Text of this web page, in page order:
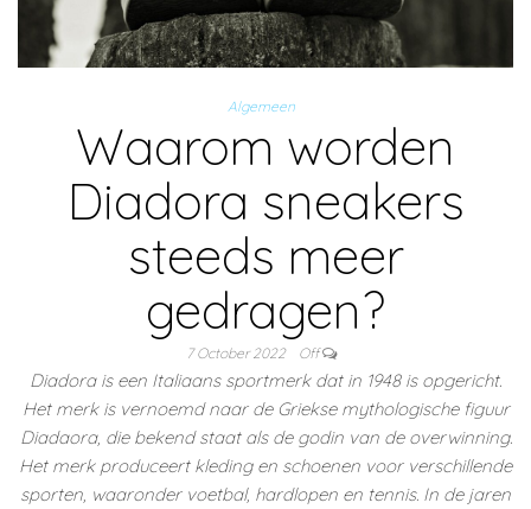
Algemeen
Waarom worden
Diadora sneakers
steeds meer
gedragen?
7 October 2022 Off
Diadora is een Italiaans sportmerk dat in 1948 is opgericht.
Het merk is vernoemd naar de Griekse mythologische figuur
Diadaora, die bekend staat als de godin van de overwinning.
Het merk produceert kleding en schoenen voor verschillende
sporten, waaronder voetbal, hardlopen en tennis. In de jaren